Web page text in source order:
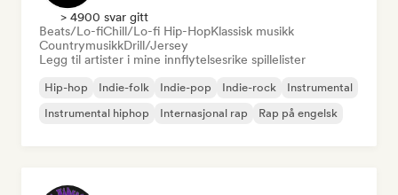
> 4900 svar gitt
Beats/Lo-fiChill/Lo-fi Hip-HopKlassisk musikk
CountrymusikkDrill/Jersey
Legg til artister i mine innflytelsesrike spillelister
Hip-hop Indie-folk Indie-pop Indie-rock
Instrumental
Instrumental hiphop
Internasjonal rap Rap på engelsk